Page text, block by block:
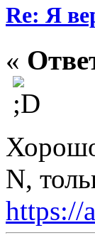
Re: Я
«
N,
https://